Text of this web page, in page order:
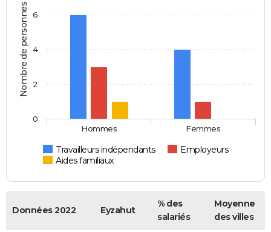
Nombre de personnes
Travailleurs indépendants
Employeurs
Aides familiaux
Hommes Femmes
0
2
4
6
Données 2022 Eyzahut
% des
salariés
Moyenne
des villes